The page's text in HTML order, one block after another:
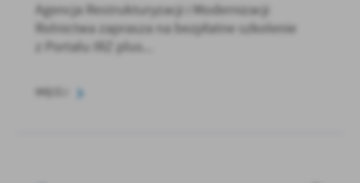
Agencja Restrukturyzacji i Modernizacji
Rolnictwa zaprasza na bezpłatne szkolenie
z Portalu IRZ plus...